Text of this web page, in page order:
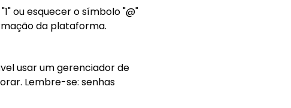
ou esquecer o símbolo "@"
da plataforma.
usar um gerenciador de
Lembre-se: senhas